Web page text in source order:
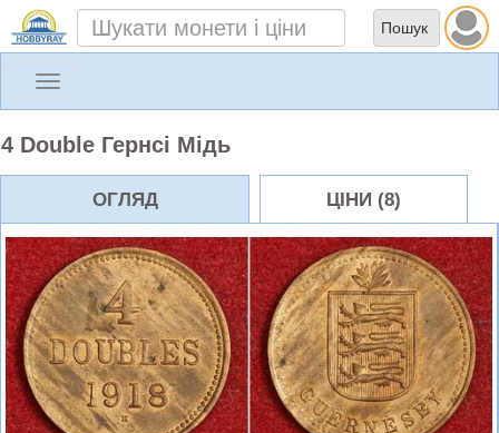
Toggle
4 Double Гернсі Мідь
ОГЛЯД ЦІНИ (8)